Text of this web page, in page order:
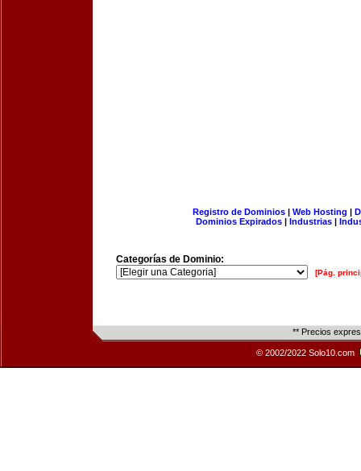
Registro de Dominios| Web Hosting |
Dominios Expirados | Industrias |
Categorías de Dominio:
[Pág.
** Precios
© 2002/2022 Solo10.com